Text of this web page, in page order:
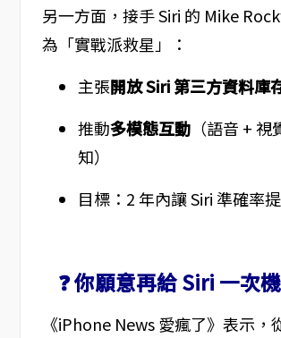
另一方面，接手 Siri 的 Mike
為「實戰派救星」：
主張開放 Siri 第三方資料庫
推動多模態互動（語音 + 視
知）
目標：2 年內讓 Siri 準確率
❓ 你願意再給 Siri 一次
《iPhone News 愛瘋了》表示，